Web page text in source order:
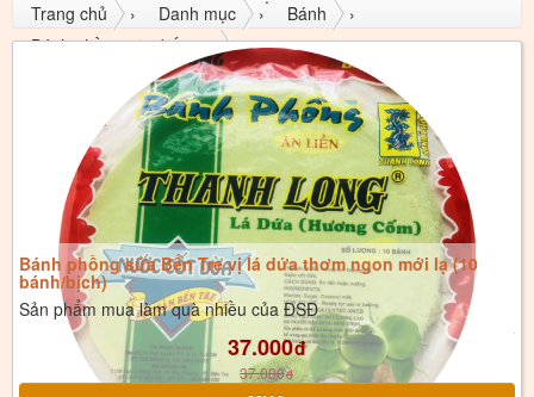
Trang chủ › Danh mục › Bánh
›
Bánh phồng sữa bến tre
Bánh phồng sữa Bến Tre vị lá dứa thơm ngon mới lạ (10
bánh/bịch)
Sản phẩm mua làm quà nhiều của ĐSĐ
37.000đ
37.000đ